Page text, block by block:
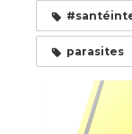
parasites